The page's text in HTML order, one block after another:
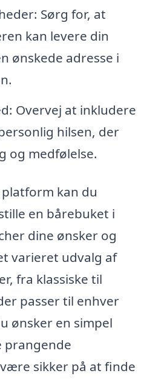
Sørg for, at
kan levere din
ønskede adresse i
Overvej at inkludere
hilsen, der
og medfølelse.
kan du
en bårebuket i
dine ønsker og
varieret udvalg af
fra klassiske til
passer til enhver
ønsker en simpel
prangende
sikker på at finde